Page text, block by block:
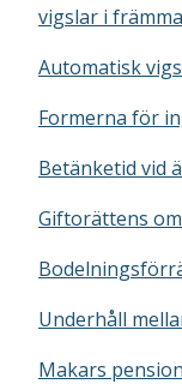
vigslar i
Automatisk
Formerna för
Betänketid vid
Giftorättens
Underhåll
Makars